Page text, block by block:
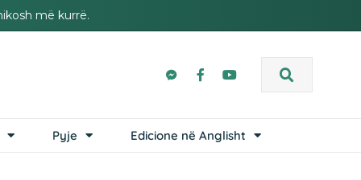
më kurrë.
Pyje Edicione në Anglisht